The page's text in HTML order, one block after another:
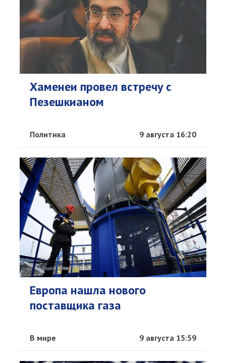
Хаменеи провел встречу с
Пезешкианом
Политика 9 августа 16:20
Европа нашла нового
поставщика газа
В мире 9 августа 15:59